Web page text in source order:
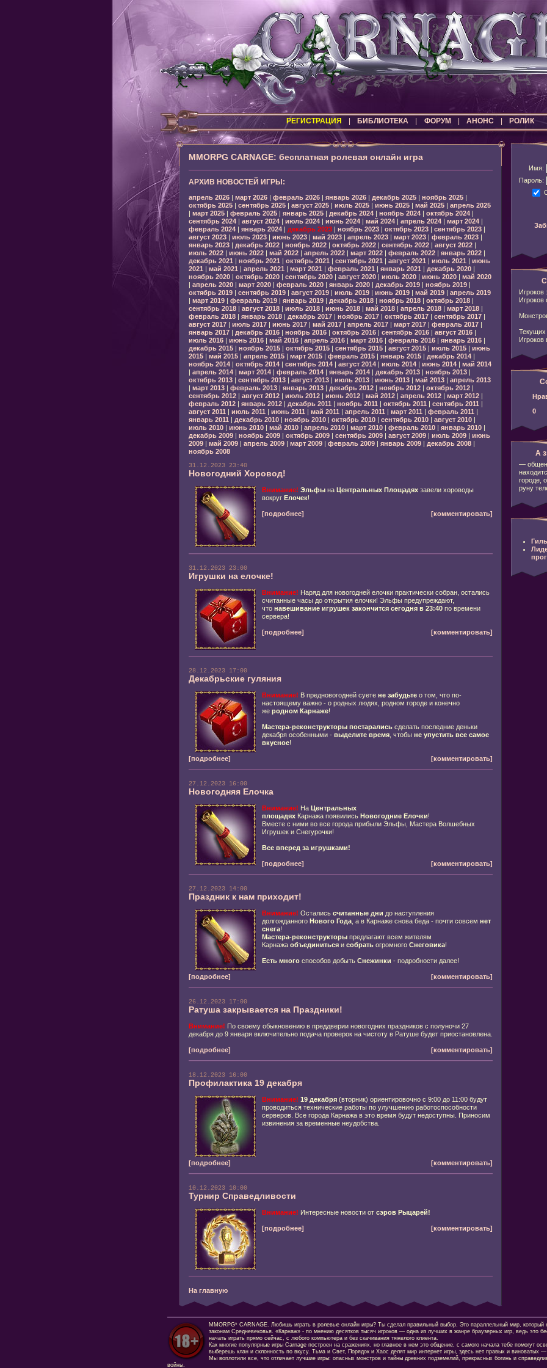
РЕГИСТРАЦИЯ БИБЛИОТЕКА ФОРУМ АНОНС РОЛИК
MMORPG CARNAGE: бесплатная ролевая онлайн игра
АРХИВ НОВОСТЕЙ ИГРЫ:
апрель 2026| март 2026| февраль 2026| январь 2026| декабрь 2025| ноябрь 2025|
октябрь 2025| сентябрь 2025| август 2025| июль 2025| июнь 2025| май 2025| апрель 2025
| март 2025| февраль 2025| январь 2025| декабрь 2024| ноябрь 2024| октябрь 2024|
сентябрь 2024| август 2024| июль 2024| июнь 2024| май 2024| апрель 2024| март 2024|
февраль 2024| январь 2024| декабрь 2023| ноябрь 2023| октябрь 2023| сентябрь 2023|
август 2023| июль 2023| июнь 2023| май 2023| апрель 2023| март 2023| февраль 2023|
январь 2023| декабрь 2022| ноябрь 2022| октябрь 2022| сентябрь 2022| август 2022|
июль 2022| июнь 2022| май 2022| апрель 2022| март 2022| февраль 2022| январь 2022|
декабрь 2021 | ноябрь 2021 | октябрь 2021 | сентябрь 2021 | август 2021 | июль 2021 | июнь
2021 | май 2021 | апрель 2021 | март 2021 | февраль 2021 | январь 2021 | декабрь 2020|
ноябрь 2020| октябрь 2020| сентябрь 2020| август 2020| июль 2020| июнь 2020| май 2020
| апрель 2020| март 2020| февраль 2020| январь 2020| декабрь 2019| ноябрь 2019|
октябрь 2019| сентябрь 2019| август 2019| июль 2019| июнь 2019| май 2019| апрель 2019
| март 2019| февраль 2019| январь 2019| декабрь 2018| ноябрь 2018| октябрь 2018|
сентябрь 2018| август 2018| июль 2018| июнь 2018| май 2018| апрель 2018| март 2018|
февраль 2018| январь 2018| декабрь 2017| ноябрь 2017| октябрь 2017| сентябрь 2017|
август 2017| июль 2017| июнь 2017| май 2017| апрель 2017| март 2017| февраль 2017|
январь 2017| декабрь 2016| ноябрь 2016| октябрь 2016| сентябрь 2016| август 2016|
июль 2016| июнь 2016| май 2016| апрель 2016| март 2016| февраль 2016| январь 2016|
декабрь 2015| ноябрь 2015| октябрь 2015| сентябрь 2015| август 2015| июль 2015| июнь
2015| май 2015| апрель 2015| март 2015| февраль 2015| январь 2015| декабрь 2014|
ноябрь 2014| октябрь 2014| сентябрь 2014| август 2014| июль 2014| июнь 2014| май 2014
| апрель 2014| март 2014| февраль 2014| январь 2014| декабрь 2013| ноябрь 2013|
октябрь 2013| сентябрь 2013| август 2013| июль 2013| июнь 2013| май 2013| апрель 2013
| март 2013| февраль 2013| январь 2013| декабрь 2012| ноябрь 2012| октябрь 2012|
сентябрь 2012| август 2012| июль 2012| июнь 2012| май 2012| апрель 2012| март 2012|
февраль 2012| январь 2012| декабрь 2011 | ноябрь 2011 | октябрь 2011 | сентябрь 2011 |
август 2011 | июль 2011 | июнь 2011 | май 2011 | апрель 2011 | март 2011 | февраль 2011 |
январь 2011 | декабрь 2010| ноябрь 2010| октябрь 2010| сентябрь 2010| август 2010|
июль 2010| июнь 2010| май 2010| апрель 2010| март 2010| февраль 2010| январь 2010|
декабрь 2009| ноябрь 2009| октябрь 2009| сентябрь 2009| август 2009| июль 2009| июнь
2009| май 2009| апрель 2009| март 2009| февраль 2009| январь 2009| декабрь 2008|
ноябрь 2008
31.12.2023 23:40
Новогодний Хоровод!
Внимание! Эльфы на Центральных Площадяхзавели хороводы
вокруг Елочек!
[подробнее] [комментировать]
31.12.2023 23:00
Игрушки на елочке!
Внимание! Наряд для новогодней елочки практически собран, остались
считанные часы до открытия елочки! Эльфы предупреждают,
что навешивание игрушек закончится сегодня в 23:40по времени
сервера!
[подробнее] [комментировать]
28.12.2023 17:00
Декабрьские гуляния
Внимание! В предновогодней суете не забудьтео том, что по-
настоящему важно - о родных людях, родном городе и конечно
же родном Карнаже!
Мастера-реконструкторы постаралисьсделать последние деньки
декабря особенными - выделите время, чтобы не упустить все самое
вкусное!
[подробнее] [комментировать]
27.12.2023 16:00
Новогодняя Елочка
Внимание! На Центральных
площадяхКарнажа появились Новогодние Елочки!
Вместе с ними во все города прибыли Эльфы, Мастера Волшебных
Игрушек и Снегурочки!
Все вперед за игрушками!
[подробнее] [комментировать]
27.12.2023 14:00
Праздник к нам приходит!
Внимание! Остались считанные дни до наступления
долгожданного Нового Года, а в Карнаже снова беда - почти совсем нет
снега!
Мастера-реконструкторыпредлагают всем жителям
Карнажа объединитьсяи собратьогромного Снеговика!
Есть многоспособов добыть Снежинки - подробности далее!
[подробнее] [комментировать]
26.12.2023 17:00
Ратуша закрывается на Праздники!
Внимание! По своему обыкновению в преддверии новогодних праздников с полуночи 27
декабря до 9 января включительно подача проверок на чистоту в Ратуше будет приостановлена.
[подробнее] [комментировать]
18.12.2023 16:00
Профилактика 19 декабря
Внимание! 19 декабря(вторник) ориентировочно с 9:00 до 11:00 будут
проводиться технические работы по улучшению работоспособности
серверов. Все города Карнажа в это время будут недоступны. Приносим
извинения за временные неудобства.
[подробнее] [комментировать]
10.12.2023 10:00
Турнир Справедливости
Внимание! Интересные новости от сэров Рыцарей!
[подробнее] [комментировать]
На главную
Имя:
Пароль:
Игроков
Игроков
Текущих
Игроков
0
А
—
городе,
руну
MMORPG* CARNAGE. Любишь играть в ролевые онлайн игры? Ты сделал правильный выбор. Это параллельный мир, который
законам Средневековья. «Карнаж» - по мнению десятков тысяч игроков — одна из лучших в жанре браузерных игр, ведь это
начать играть прямо сейчас, с любого компьютера и без скачивания тяжелого клиента.
Как многие популярные игры Carnage построен на сражениях, но главное в нем это общение, с самого начала тебе помогут
выберешь клан и склонность по вкусу. Тьма и Свет, Порядок и Хаос делят мир интернет игры, здесь нет правых и виноватых
Мы воплотили все, что отличает лучшие игры: опасных монстров и тайны древних подземелий, прекрасных богинь и
войны.